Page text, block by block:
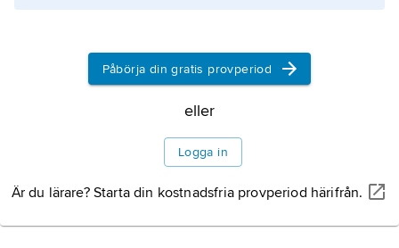
Information om artikeln
Påbörja din gratis provperiod
eller
Logga in
Är du lärare? Starta din kostnadsfria provperiod härifrån.